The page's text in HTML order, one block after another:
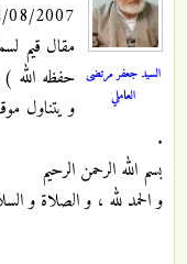
السيد جعفر مرتضى
العاملي
2007 - 15:01
مقال قيم
حفظه الله )
و يتناول
.
بسم الله الرحمن الرحيم
و الحمد لله ، و الصلاة و